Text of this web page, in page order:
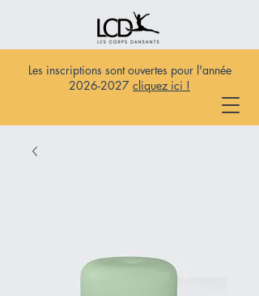
Les inscriptions sont ouvertes pour l'année
2026-2027 cliquez ici !